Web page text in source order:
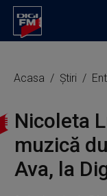
Acasa Știri
Nicoleta
muzică
Ava, la